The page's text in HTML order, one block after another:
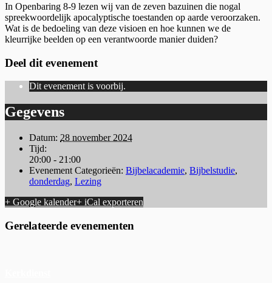
In Openbaring 8-9 lezen wij van de zeven bazuinen die nogal
spreekwoordelijk apocalyptische toestanden op aarde veroorzaken.
Wat is de bedoeling van deze visioen en hoe kunnen we de
kleurrijke beelden op een verantwoorde manier duiden?
Deel dit evenement
Dit evenement is voorbij.
Gegevens
Datum: 28 november 2024
Tijd:
20:00 - 21:00
Evenement Categorieën: Bijbelacademie, Bijbelstudie,
donderdag, Lezing
+ Google kalender+ iCal exporteren
Gerelateerde evenementen